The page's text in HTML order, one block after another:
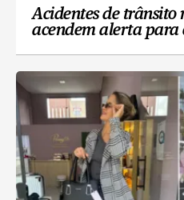
Acidentes de trânsito
acendem alerta para